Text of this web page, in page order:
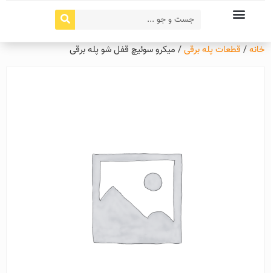
خانه/ قطعات پله برقی/ میکرو سوئیچ قفل شو پله برقی